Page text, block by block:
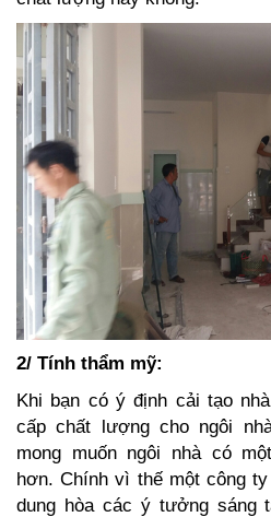
2/ Tính thẩm mỹ:
Khi bạn có ý định cải tạo
cấp chất lượng cho ngôi
mong muốn ngôi nhà có
hơn. Chính vì thế một công
dung hòa các ý tưởng sáng